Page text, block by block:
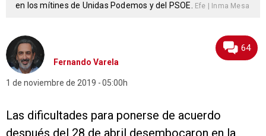
en los mítines de Unidas Podemos y del PSOE.
Efe | Inma Mesa
Fernando Varela
1 de noviembre de 2019 05:00h
64
Las dificultades para ponerse de acuerdo
después del 28 de abril desembocaron en la